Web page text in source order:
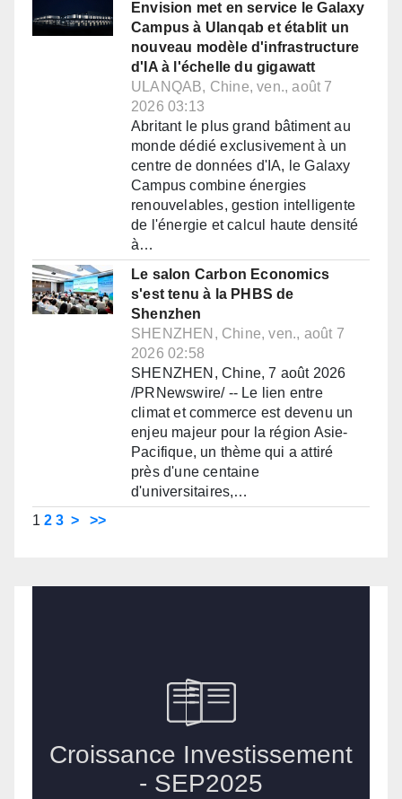
Envision met en service le Galaxy
Campus à Ulanqab et établit un
nouveau modèle d'infrastructure
d'IA à l'échelle du gigawatt
ULANQAB, Chine, ven., août 7
2026 03:13
Abritant le plus grand bâtiment au
monde dédié exclusivement à un
centre de données d'IA, le Galaxy
Campus combine énergies
renouvelables, gestion intelligente
de l'énergie et calcul haute densité
à…
Le salon Carbon Economics
s'est tenu à la PHBS de
Shenzhen
SHENZHEN, Chine, ven., août 7
2026 02:58
SHENZHEN, Chine, 7 août 2026
/PRNewswire/ -- Le lien entre
climat et commerce est devenu un
enjeu majeur pour la région Asie-
Pacifique, un thème qui a attiré
près d'une centaine
d'universitaires,…
1 2 3 > >>